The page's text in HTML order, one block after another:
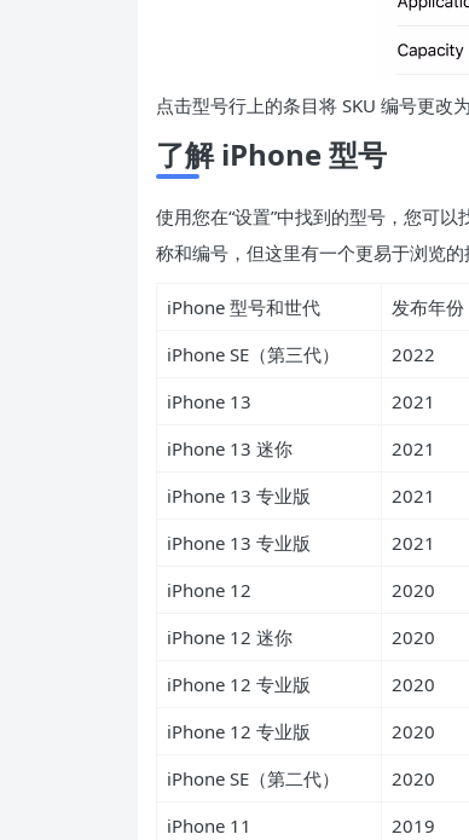
点击型号行上的条目将 SKU 编号更改
了解 iPhone 型号
使用您在“设置”中找到的型号，您可
称和编号 ，但这里有一个更易于浏览的
iPhone 型号和世代 发布年份
iPhone SE（第三代）
2022
iPhone 13
2021
iPhone 13 迷你
2021
iPhone 13 专业版
2021
iPhone 13 专业版
2021
iPhone 12
2020
iPhone 12 迷你
2020
iPhone 12 专业版
2020
iPhone 12 专业版
2020
iPhone SE（第二代）
2020
iPhone 11
2019